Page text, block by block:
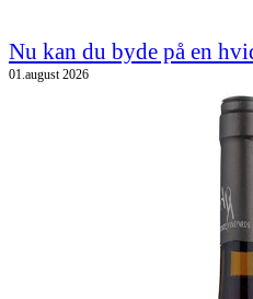
Nu kan du byde på en
01.august 2026